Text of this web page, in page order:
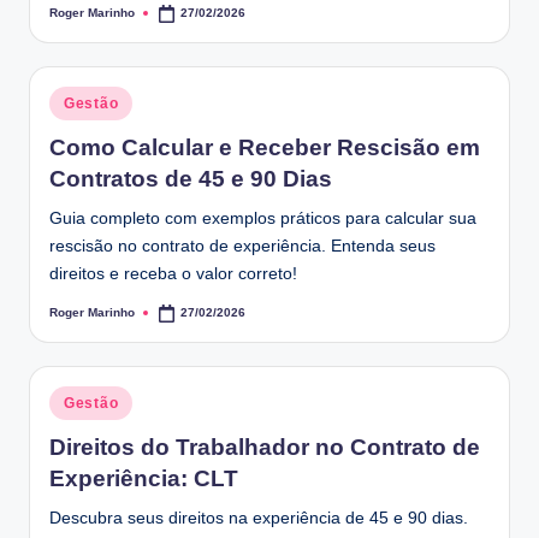
Posted
Roger Marinho 27/02/2026
Posted
in
Gestão
Como Calcular e Receber Rescisão em
Contratos de 45 e 90 Dias
Guia completo com exemplos práticos para calcular sua
rescisão no contrato de experiência. Entenda seus
direitos e receba o valor correto!
Posted
Roger Marinho 27/02/2026
Posted
in
Gestão
Direitos do Trabalhador no Contrato de
Experiência: CLT
Descubra seus direitos na experiência de 45 e 90 dias.